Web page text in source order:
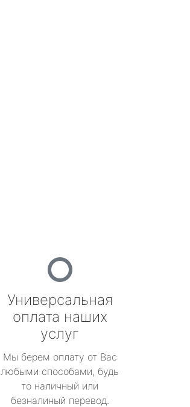
Универсальная
оплата наших
услуг
Мы берем оплату от Вас
любыми способами, будь
то наличный или
безналиный перевод.